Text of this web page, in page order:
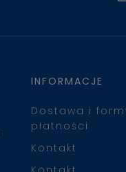
INFORMACJE
Dostawa i
płatności
Kontakt